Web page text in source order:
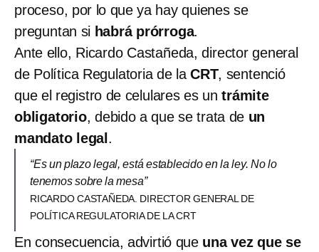
proceso, por lo que ya hay quienes se
preguntan si habrá prórroga.
Ante ello, Ricardo Castañeda, director general
de Política Regulatoria de laCRT, sentenció
que el registro de celulares es untrámite
obligatorio, debido a que se trata de un
mandato legal .
“Es un plazo legal, está establecido en la ley. No lo
tenemos sobre la mesa”
RICARDO CASTAÑEDA. DIRECTOR GENERAL DE
POLÍTICA REGULATORIA DE LA CRT
En consecuencia, advirtió que una vez que se